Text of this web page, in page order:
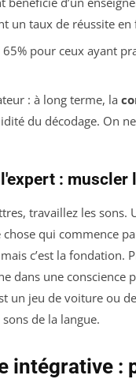
un taux de réussite en
65% pour ceux ayant
: à long terme, la
du décodage. On
:
travaillez les sons.
chose qui commence
c’est la fondation.
dans une conscience
un jeu de voiture ou
de la langue.
intégrative :